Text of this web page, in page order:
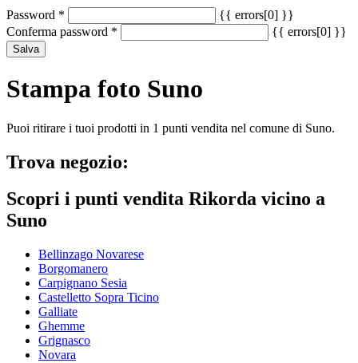
Password *
{{ errors[0] }}
Conferma password * {{ errors[0] }}
Salva
Stampa foto Suno
Puoi ritirare i tuoi prodotti in 1 punti vendita nel comune di Suno.
Trova negozio:
Scopri i punti vendita Rikorda vicino a
Suno
Bellinzago Novarese
Borgomanero
Carpignano Sesia
Castelletto Sopra Ticino
Galliate
Ghemme
Grignasco
Novara